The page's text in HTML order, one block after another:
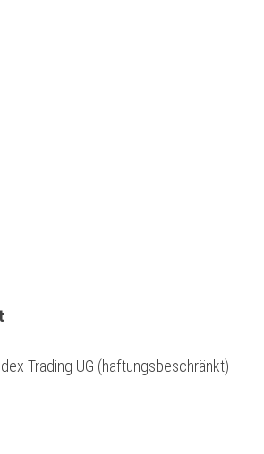
Trading UG (haftungsbeschränkt)